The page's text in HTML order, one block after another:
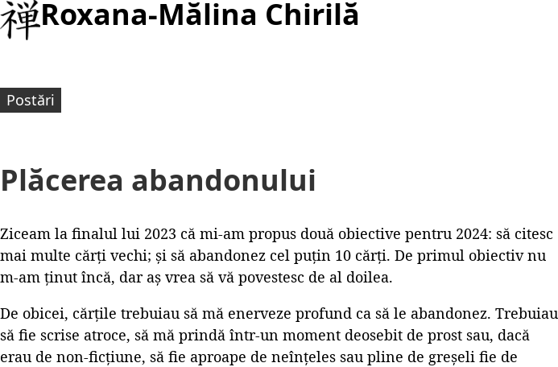
Roxana-Mălina Chirilă
Postări
Plăcerea abandonului
Ziceam la finalul lui 2023 că mi-am propus două obiective pentru 2024: să citesc
mai multe cărți vechi; și să abandonez cel puțin 10 cărți. De primul obiectiv nu
m-am ținut încă, dar aș vrea să vă povestesc de al doilea.
De obicei, cărțile trebuiau să mă enerveze profund ca să le abandonez. Trebuiau
să fie scrise atroce, să mă prindă într-un moment deosebit de prost sau, dacă
erau de non-ficțiune, să fie aproape de neînțeles sau pline de greșeli fie de